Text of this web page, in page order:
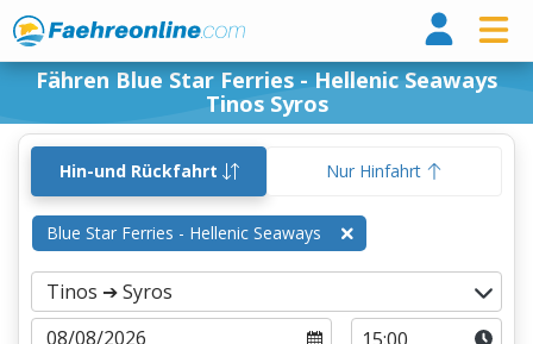
Fähren Blue Star Ferries - Hellenic Seaways
Tinos Syros
Hin-und Rückfahrt Nur Hinfahrt
Blue Star Ferries - Hellenic Seaways